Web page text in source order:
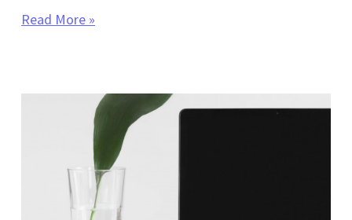
Read More »